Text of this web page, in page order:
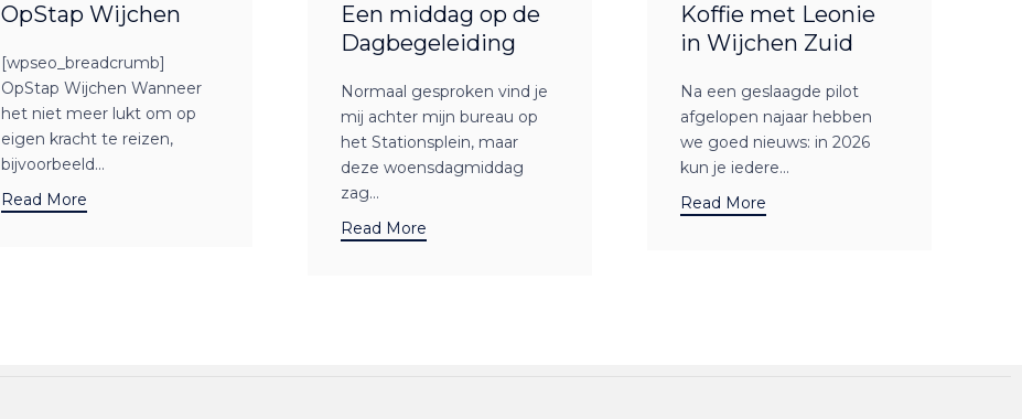
OpStap Wijchen
[wpseo_breadcrumb]
OpStap Wijchen Wanneer
het niet meer lukt om op
eigen kracht te reizen,
bijvoorbeeld...
Read More
Een middag op de
Dagbegeleiding
Normaal gesproken vind je
mij achter mijn bureau op
het Stationsplein, maar
deze woensdagmiddag
zag...
Read More
Koffie met Leonie
in Wijchen Zuid
Na een geslaagde pilot
afgelopen najaar hebben
we goed nieuws: in 2026
kun je iedere...
Read More